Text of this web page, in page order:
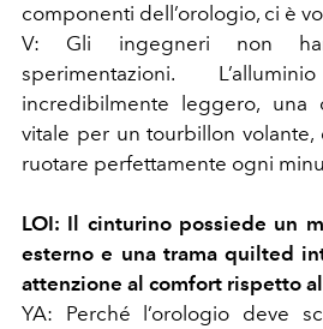
componenti dell’orologio, ci è
V: Gli ingegneri non
sperimentazioni.
incredibilmente leggero, una
vitale per un tourbillon
ruotare perfettamente ogni
LOI: Il cinturino possiede un
esterno e una trama quilted
attenzione al comfort rispetto
YA: Perché l’orologio deve